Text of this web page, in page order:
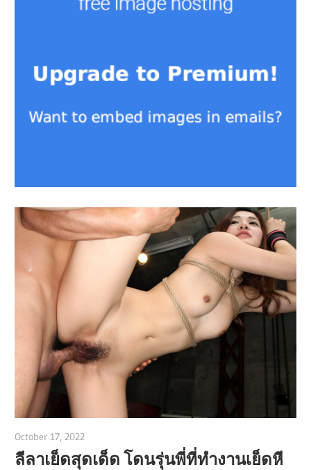
October 17, 2022
ลีลาเย็ดสุดเด็ด โดนรุ่นพี่ที่ทำงานเย็ดหี